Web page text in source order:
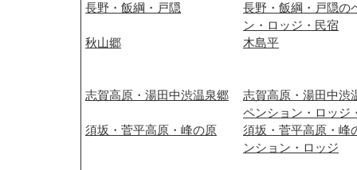
長野・飯綱・戸隠
長野・飯綱・戸隠の
ン・ロッジ・民宿
秋山郷
木島平
志賀高原・湯田中渋温泉郷
志賀高原・湯田中渋
ペンション・ロッジ
須坂・菅平高原・峰の原
須坂・菅平高原・峰
ンション・ロッジ